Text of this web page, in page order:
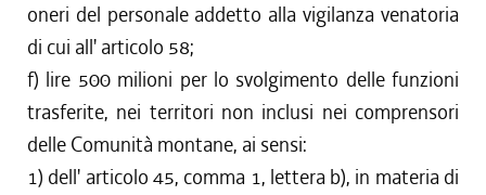
oneri del personale addetto alla vigilanza venatoria
di cui all' articolo 58;
f) lire 500 milioni per lo svolgimento delle funzioni
trasferite, nei territori non inclusi nei comprensori
delle Comunità montane, ai sensi:
1) dell' articolo 45, comma 1, lettera b), in materia di